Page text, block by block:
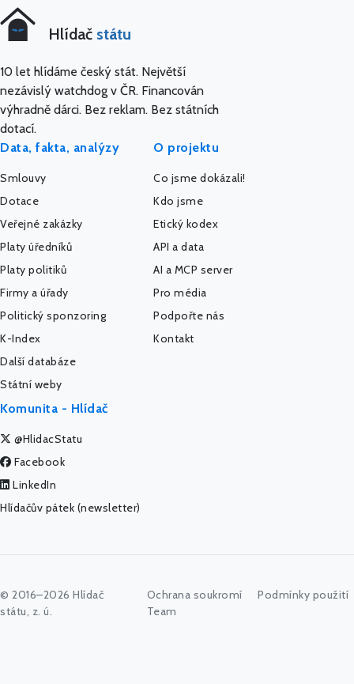
Hlídač státu
10 let hlídáme český stát. Největší
nezávislý watchdog v ČR. Financován
výhradně dárci. Bez reklam. Bez státních
dotací.
Data, fakta, analýzy
Smlouvy
Dotace
Veřejné zakázky
Platy úředníků
Platy politiků
Firmy a úřady
Politický sponzoring
K-Index
Další databáze
Státní weby
O projektu
Co jsme dokázali!
Kdo jsme
Etický kodex
API a data
AI a MCP server
Pro média
Podpořte nás
Kontakt
Komunita - Hlídač
@HlidacStatu
Facebook
LinkedIn
Hlídačův pátek (newsletter)
© 2016–2026 Hlídač
státu, z. ú.
Ochrana soukromí
Podmínky použití
Team